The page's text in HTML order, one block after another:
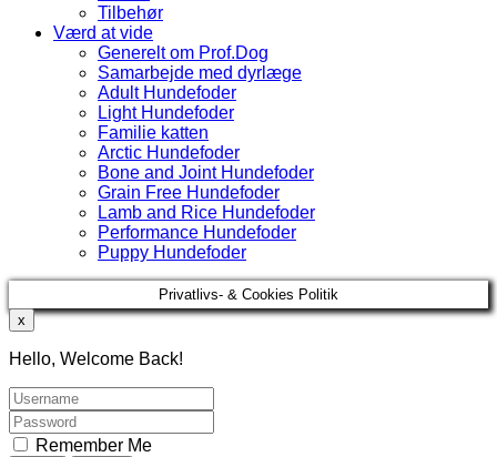
Tilbehør
Værd at vide
Generelt om Prof.Dog
Samarbejde med dyrlæge
Adult Hundefoder
Light Hundefoder
Familie katten
Arctic Hundefoder
Bone and Joint Hundefoder
Grain Free Hundefoder
Lamb and Rice Hundefoder
Performance Hundefoder
Puppy Hundefoder
Privatlivs- & Cookies Politik
x
Hello, Welcome Back!
Remember Me